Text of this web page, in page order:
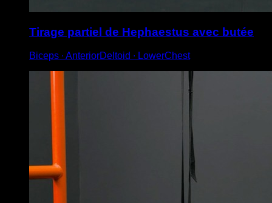
Tirage partiel de Hephaestus avec butée
Biceps ∙ AnteriorDeltoid ∙ LowerChest